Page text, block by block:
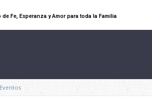
Fe, Esperanza y Amor para toda la Familia